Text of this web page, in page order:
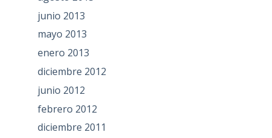
junio 2013
mayo 2013
enero 2013
diciembre 2012
junio 2012
febrero 2012
diciembre 2011